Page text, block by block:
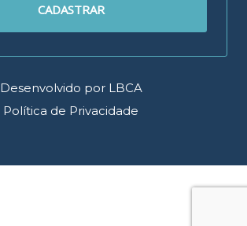
CADASTRAR
Desenvolvido por LBCA
Política de Privacidade